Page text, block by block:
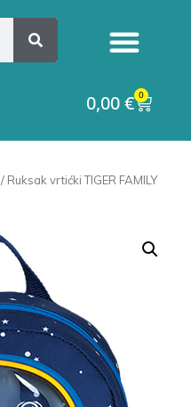
0,00€ 0
/ Ruksak vrtićki TIGER FAMILY